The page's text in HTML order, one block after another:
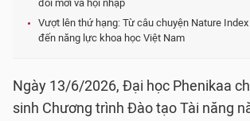
đổi mới và hội nhập
Vượt lên thứ hạng: Từ câu chuyện Nature
đến năng lực khoa học Việt Nam
Ngày 13/6/2026, Đại học Phenikaa
sinh Chương trình Đào tạo Tài năng